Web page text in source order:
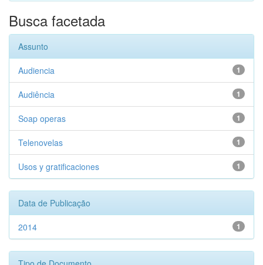
Busca facetada
Assunto
1
Audiencia
1
Audiência
1
Soap operas
1
Telenovelas
1
Usos y gratificaciones
Data de Publicação
1
2014